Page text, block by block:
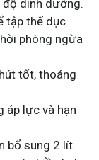
độ dinh dưỡng.
tập thể dục
phòng ngừa
tốt, thoáng
áp lực và hạn
bổ sung 2 lít